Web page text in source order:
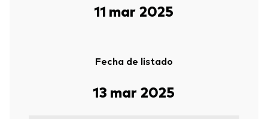
11 mar 2025
Fecha de listado
13 mar 2025